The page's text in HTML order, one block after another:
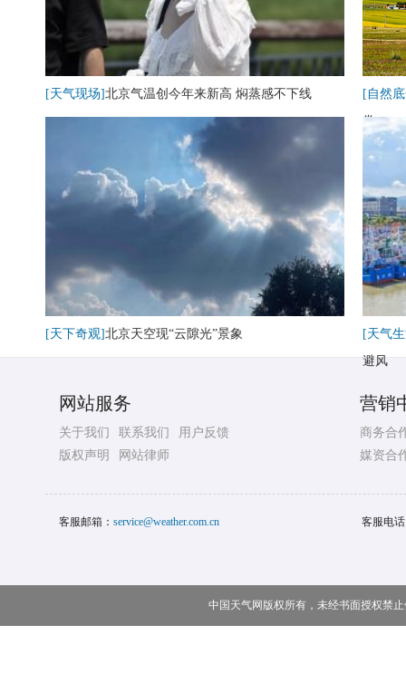
[天气现场]北京气温创今年来新高 焖蒸感不下线
[自然
卷
[天下奇观]北京天空现“云隙光”景象
[天气
避风
网站服务
关于我们 联系我们
用户反馈
版权声明
网站律师
营销
商务合
媒资合
客服邮箱： service@weather.com.cn 客服电
中国天气网版权所有，未经书面授权